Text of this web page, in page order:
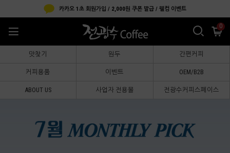
카카오 1초 회원가입 / 2,000원 쿠폰 발급 / 웰컴 이벤트
0
맛찾기 원두 간편커피
커피용품 이벤트 OEM/B2B
ABOUT US 사업자 전용몰 전광수커피스페이스